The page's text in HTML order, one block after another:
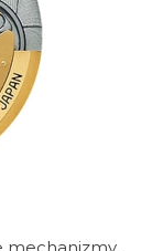
założył
którą
"Seiko"
natomiast
wszystkich
zegarków w
na to, że ta